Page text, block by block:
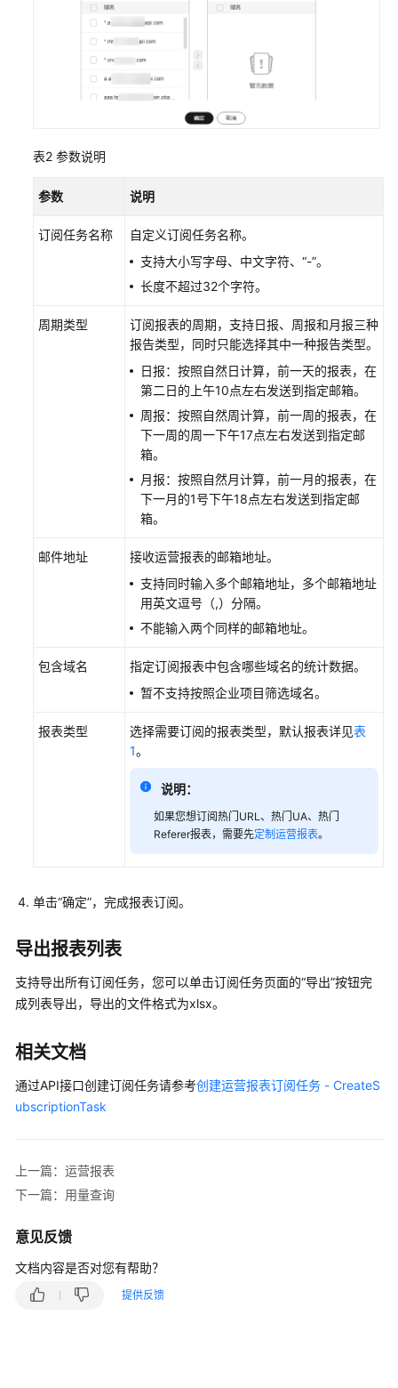
预
资
源
据
营
询
数
导
出
运
维
工
具
全
护
通
过
授
表2 参数说明
参数 说明
订阅任务名称
自定义订阅任务名称。
支持大小写字母、中文字符、“-”。
长度不超过32个字符。
周期类型
订阅报表的周期，支持日报、周报和月报三种
报告类型，同时只能选择其中一种报告类型。
日报：按照自然日计算，前一天的报表，在
第二日的上午10点左右发送到指定邮箱。
周报：按照自然周计算，前一周的报表，在
下一周的周一下午17点左右发送到指定邮
箱。
月报：按照自然月计算，前一月的报表，在
下一月的1号下午18点左右发送到指定邮
箱。
邮件地址
接收运营报表的邮箱地址。
支持同时输入多个邮箱地址，多个邮箱地址
用英文逗号（,）分隔。
不能输入两个同样的邮箱地址。
包含域名
指定订阅报表中包含哪些域名的统计数据。
暂不支持按照企业项目筛选域名。
报表类型 选择需要订阅的报表类型，默认报表详见表
1。
说明：
如果您想订阅热门URL、热门UA、热门
Referer报表，需要先定制运营报表。
单击“确定”，完成报表订阅。
导出报表列表
支持导出所有订阅任务，您可以单击订阅任务页面的“导出”按钮完
成列表导出，导出的文件格式为xlsx。
相关文档
通过API接口创建订阅任务请参考创建运营报表订阅任务 - CreateS
ubscriptionTask
上一篇：运营报表
下一篇：用量查询
意见反馈
文档内容是否对您有帮助？
提供反馈